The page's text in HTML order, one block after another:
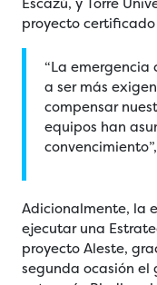
proyecto
“La
a ser más
compensar
equipos han
Adicionalmente, la
ejecutar una
proyecto Aleste,
segunda ocasión el